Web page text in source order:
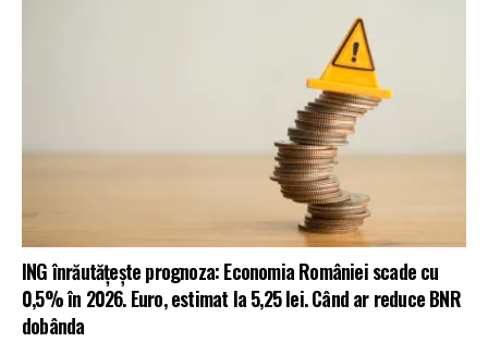
ING înrăutățește prognoza: Economia României scade cu
0,5% în 2026. Euro, estimat la 5,25 lei. Când ar reduce BNR
dobânda